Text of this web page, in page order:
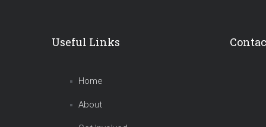
Useful Links
Home
About